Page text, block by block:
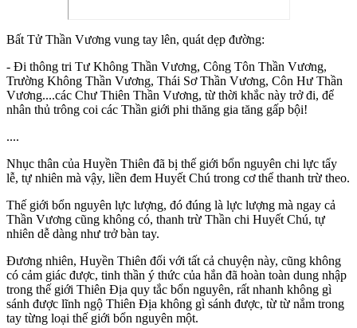
Bất Tử Thần Vương vung tay lên, quát dẹp đường:
- Đi thông tri Tư Không Thần Vương, Công Tôn Thần Vương,
Trường Không Thần Vương, Thái Sơ Thần Vương, Côn Hư Thần
Vương....các Chư Thiên Thần Vương, từ thời khắc này trở đi, để
nhân thủ trông coi các Thần giới phi thăng gia tăng gấp bội!
....
Nhục thân của Huyền Thiên đã bị thế giới bổn nguyên chi lực tẩy
lễ, tự nhiên mà vậy, liền đem Huyết Chú trong cơ thể thanh trừ theo.
Thế giới bổn nguyên lực lượng, đó đúng là lực lượng mà ngay cả
Thần Vương cũng không có, thanh trừ Thần chi Huyết Chú, tự
nhiên dễ dàng như trở bàn tay.
Đương nhiên, Huyền Thiên đối với tất cả chuyện này, cũng không
có cảm giác được, tinh thần ý thức của hắn đã hoàn toàn dung nhập
trong thế giới Thiên Địa quy tắc bổn nguyên, rất nhanh không gì
sánh được lĩnh ngộ Thiên Địa không gì sánh được, từ từ nắm trong
tay từng loại thế giới bổn nguyên một.